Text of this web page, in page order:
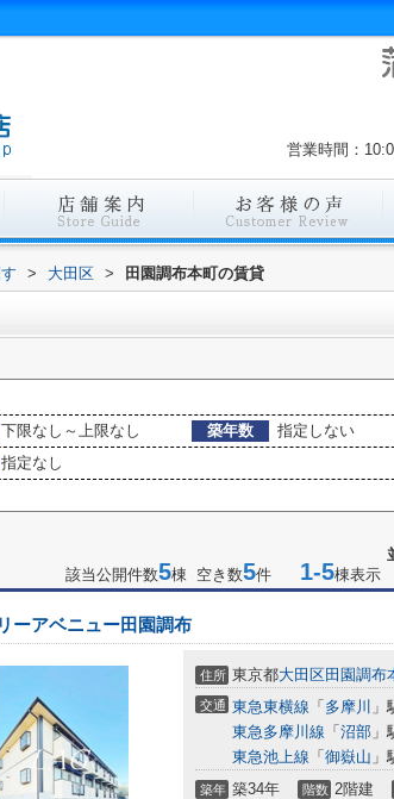
営業時間：
> 大田区 > 田園調布本町の賃貸
下限なし～上限なし 築年数
指定しない
指定なし
該当公開件数5棟 空き数5件 1-5棟表示
ーアベニュー田園調布
住所 東京都大田区田園調布
交通 東急東横線 「 多摩川 」
東急多摩川線 「 沼部 」
東急池上線 「 御嶽山 」
築年 築34年 階数 2階建